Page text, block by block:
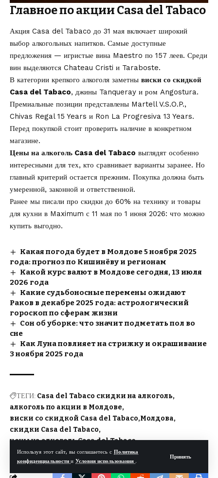
Используя этот сайт, вы соглашаетесь с Политика
конфиденциальности и Условия использования .
Принять
Главное по акции Casa del Tabaco
Акция Casa del Tabaco до 31 мая включает широкий
выбор алкогольных напитков. Самые доступные
предложения — игристые вина Maestro по 157 леев. Среди
вин выделяются Chateau Cristi и Taraboste.
В категории крепкого алкоголя заметны виски со скидкой
Casa del Tabaco, джины Tanqueray и ром Angostura.
Премиальные позиции представлены Martell V.S.O.P.,
Chivas Regal 15 Years и Ron La Progresiva 13 Years.
Перед покупкой стоит проверить наличие в конкретном
магазине.
Цены на алкоголь Casa del Tabaco выглядят особенно
интересными для тех, кто сравнивает варианты заранее. Но
главный критерий остается прежним. Покупка должна быть
умеренной, законной и ответственной.
Ранее мы писали про скидки до 60% на технику и товары
для кухни в Maximum с 11 мая по 1 июня 2026: что можно
купить выгодно.
Какая погода будет в Молдове 5 ноября 2025
года: прогноз по Кишинёву и регионам
Какой курс валют в Молдове сегодня, 13 июля
2026 года
Какие судьбоносные перемены ожидают
Раков в декабре 2025 года: астрологический
гороскоп по сферам жизни
Сон об уборке: что значит подметать пол во
сне
Как Луна повлияет на стрижку и окрашивание
3 ноября 2025 года
ТЕГИ: Casa del Tabaco скидки на алкоголь
алкоголь по акции в Молдове
виски со скидкой Casa del Tabaco Молдова
скидки Casa del Tabaco
цены на алкоголь Casa del Tabaco